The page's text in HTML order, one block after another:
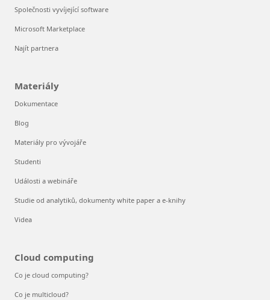
Společnosti vyvíjející software
Microsoft Marketplace
Najít partnera
Materiály
Dokumentace
Blog
Materiály pro vývojáře
Studenti
Události a webináře
Studie od analytiků, dokumenty white paper a e-knihy
Videa
Cloud computing
Co je cloud computing?
Co je multicloud?